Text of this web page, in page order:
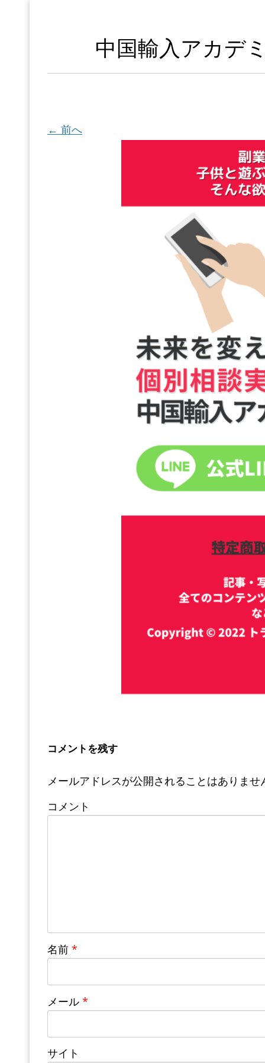
中国輸入アカデ
← 前へ
コメントを残す
メールアドレスが公開されることはありませ
コメント
名前 *
メール *
サイト